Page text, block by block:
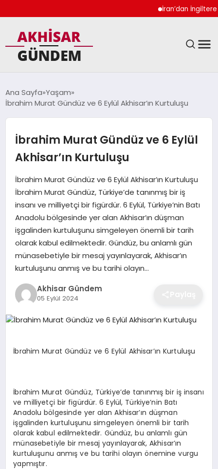
İran’dan İngiltere
EKONOMI
SPOR
TEKNOLOJI
YAŞAM
Ana Sayfa Yaşam
İbrahim Murat Gündüz ve 6 Eylül Akhisar’ın Kurtuluşu
İbrahim Murat Gündüz ve 6 Eylül
Akhisar’ın Kurtuluşu
İbrahim Murat Gündüz ve 6 Eylül Akhisar’ın Kurtuluşu
İbrahim Murat Gündüz, Türkiye’de tanınmış bir iş
insanı ve milliyetçi bir figürdür. 6 Eylül, Türkiye’nin Batı
Anadolu bölgesinde yer alan Akhisar’ın düşman
işgalinden kurtuluşunu simgeleyen önemli bir tarih
olarak kabul edilmektedir. Gündüz, bu anlamlı gün
münasebetiyle bir mesaj yayınlayarak, Akhisar’ın
kurtuluşunu anmış ve bu tarihi olayın…
Akhisar Gündem
05 Eylül 2024
İbrahim Murat Gündüz ve 6 Eylül Akhisar’ın Kurtuluşu
İbrahim Murat Gündüz, Türkiye’de tanınmış bir iş insanı
ve milliyetçi bir figürdür. 6 Eylül, Türkiye’nin Batı
Anadolu bölgesinde yer alan Akhisar’ın düşman
işgalinden kurtuluşunu simgeleyen önemli bir tarih
olarak kabul edilmektedir. Gündüz, bu anlamlı gün
münasebetiyle bir mesaj yayınlayarak, Akhisar’ın
kurtuluşunu anmış ve bu tarihi olayın önemine vurgu
yapmıştır.